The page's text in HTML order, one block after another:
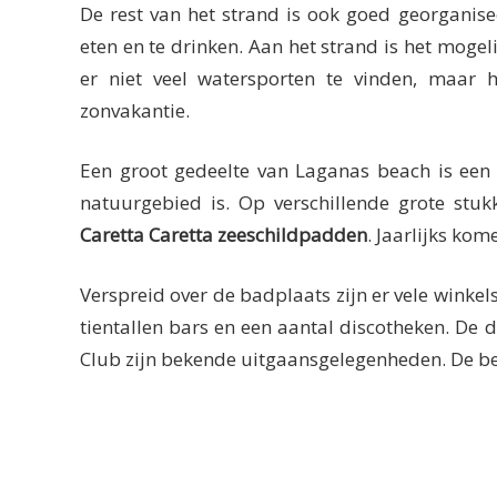
De rest van het strand is ook goed
eten en te drinken. Aan het strand is het
er niet veel watersporten te vinden, maar
zonvakantie.
Een groot gedeelte van Laganas beach is
natuurgebied is. Op verschillende grote
Caretta Caretta zeeschildpadden. Jaarlijks
Verspreid over de badplaats zijn er vele
tientallen bars en een aantal discotheken. De
Club zijn bekende uitgaansgelegenheden. De